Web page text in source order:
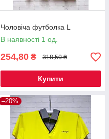
Чоловіча футболка L
В наявності 1 од.
254,80 ₴ 318,50 ₴
Купити
–20%